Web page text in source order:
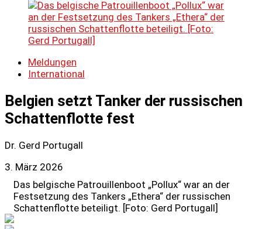
Meldungen
International
Belgien setzt Tanker der russischen
Schattenflotte fest
Dr. Gerd Portugall
3. März 2026
Das belgische Patrouillenboot „Pollux“ war an der
Festsetzung des Tankers „Ethera“ der russischen
Schattenflotte beteiligt. [Foto: Gerd Portugall]